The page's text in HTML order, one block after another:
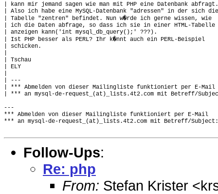
| kann mir jemand sagen wie man mit PHP eine Datenbank abfragt.
| Also ich habe eine MySQL-Datenbank "adressen" in der sich die
| Tabelle "zentren" befindet. Nun w�rde ich gerne wissen, wie
| ich die Daten abfrage, so dass ich sie in einer HTML-Tabelle
| anzeigen kann('int mysql_db_query();' ???).
| Ist PHP besser als PERL? Ihr k�nnt auch ein PERL-Beispiel
| schicken.
| Tschau
| ELY
| ---
| *** Abmelden von dieser Mailingliste funktioniert per E-Mail
| *** an mysql-de-request_(at)_lists.4t2.com mit Betreff/
---
*** Abmelden von dieser Mailingliste funktioniert per E-Mail
*** an mysql-de-request_(at)_lists.4t2.com mit Betreff/Subject:
Follow-Ups:
Re: php
From: Stefan Krister